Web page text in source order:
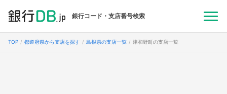
銀行コード・支店番号検索
TOP 都道府県から支店を探す 島根県の支店一覧 津和野町の支店一覧